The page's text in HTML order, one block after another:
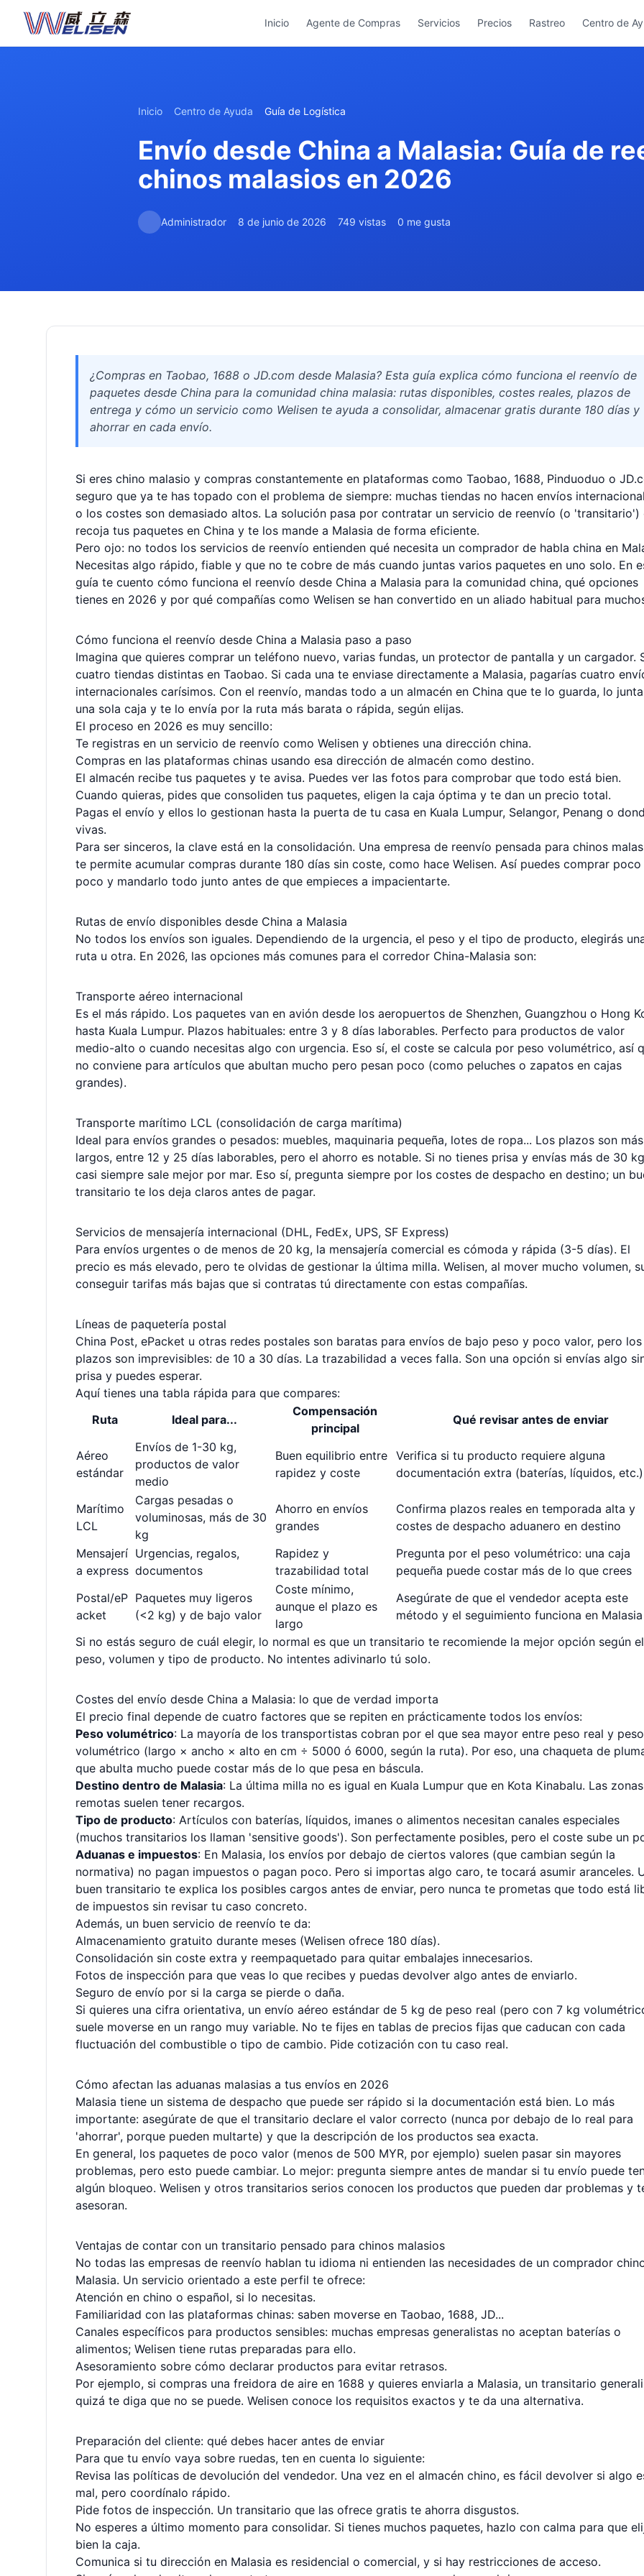
Inicio Agente de Compras Servicios Precios Rastreo Centro de
Inicio Centro de Ayuda Guía de Logística
Envío desde China a Malasia: Guía de
chinos malasios en 2026
Administrador 8 de junio de 2026 749 vistas 0 me gusta
¿Compras en Taobao, 1688 o JD.com desde Malasia? Esta guía explica cómo funciona el reenvío de
paquetes desde China para la comunidad china malasia: rutas disponibles, costes reales, plazos de
entrega y cómo un servicio como Welisen te ayuda a consolidar, almacenar gratis durante 180 días y
ahorrar en cada envío.
Si eres chino malasio y compras constantemente en plataformas como Taobao, 1688, Pinduoduo o
seguro que ya te has topado con el problema de siempre: muchas tiendas no hacen envíos
o los costes son demasiado altos. La solución pasa por contratar un servicio de reenvío (o 'transitario')
recoja tus paquetes en China y te los mande a Malasia de forma eficiente.
Pero ojo: no todos los servicios de reenvío entienden qué necesita un comprador de habla china en
Necesitas algo rápido, fiable y que no te cobre de más cuando juntas varios paquetes en uno solo. En
guía te cuento cómo funciona el reenvío desde China a Malasia para la comunidad china, qué opciones
tienes en 2026 y por qué compañías como Welisen se han convertido en un aliado habitual para
Cómo funciona el reenvío desde China a Malasia paso a paso
Imagina que quieres comprar un teléfono nuevo, varias fundas, un protector de pantalla y un cargador.
cuatro tiendas distintas en Taobao. Si cada una te enviase directamente a Malasia, pagarías cuatro
internacionales carísimos. Con el reenvío, mandas todo a un almacén en China que te lo guarda, lo
una sola caja y te lo envía por la ruta más barata o rápida, según elijas.
El proceso en 2026 es muy sencillo:
Te registras en un servicio de reenvío como Welisen y obtienes una dirección china.
Compras en las plataformas chinas usando esa dirección de almacén como destino.
El almacén recibe tus paquetes y te avisa. Puedes ver las fotos para comprobar que todo está bien.
Cuando quieras, pides que consoliden tus paquetes, eligen la caja óptima y te dan un precio total.
Pagas el envío y ellos lo gestionan hasta la puerta de tu casa en Kuala Lumpur, Selangor, Penang o
vivas.
Para ser sinceros, la clave está en la consolidación. Una empresa de reenvío pensada para chinos
te permite acumular compras durante 180 días sin coste, como hace Welisen. Así puedes comprar poco
poco y mandarlo todo junto antes de que empieces a impacientarte.
Rutas de envío disponibles desde China a Malasia
No todos los envíos son iguales. Dependiendo de la urgencia, el peso y el tipo de producto, elegirás
ruta u otra. En 2026, las opciones más comunes para el corredor China-Malasia son:
Transporte aéreo internacional
Es el más rápido. Los paquetes van en avión desde los aeropuertos de Shenzhen, Guangzhou o Hong
hasta Kuala Lumpur. Plazos habituales: entre 3 y 8 días laborables. Perfecto para productos de valor
medio-alto o cuando necesitas algo con urgencia. Eso sí, el coste se calcula por peso volumétrico, así
no conviene para artículos que abultan mucho pero pesan poco (como peluches o zapatos en cajas
grandes).
Transporte marítimo LCL (consolidación de carga marítima)
Ideal para envíos grandes o pesados: muebles, maquinaria pequeña, lotes de ropa... Los plazos son más
largos, entre 12 y 25 días laborables, pero el ahorro es notable. Si no tienes prisa y envías más de 30
casi siempre sale mejor por mar. Eso sí, pregunta siempre por los costes de despacho en destino; un
transitario te los deja claros antes de pagar.
Servicios de mensajería internacional (DHL, FedEx, UPS, SF Express)
Para envíos urgentes o de menos de 20 kg, la mensajería comercial es cómoda y rápida (3-5 días). El
precio es más elevado, pero te olvidas de gestionar la última milla. Welisen, al mover mucho volumen,
conseguir tarifas más bajas que si contratas tú directamente con estas compañías.
Líneas de paquetería postal
China Post, ePacket u otras redes postales son baratas para envíos de bajo peso y poco valor, pero los
plazos son imprevisibles: de 10 a 30 días. La trazabilidad a veces falla. Son una opción si envías algo
prisa y puedes esperar.
Aquí tienes una tabla rápida para que compares:
Ruta
Ideal para...
Compensación
principal
Qué revisar antes de enviar
Aéreo
estándar
Envíos de 1-30 kg,
productos de valor
medio
Buen equilibrio entre
rapidez y coste
Verifica si tu producto requiere alguna
documentación extra (baterías, líquidos, etc.)
Marítimo
LCL
Cargas pesadas o
voluminosas, más de 30
kg
Ahorro en envíos
grandes
Confirma plazos reales en temporada alta y
costes de despacho aduanero en destino
Mensajerí
a express
Urgencias, regalos,
documentos
Rapidez y
trazabilidad total
Pregunta por el peso volumétrico: una caja
pequeña puede costar más de lo que crees
Postal/eP
acket
Paquetes muy ligeros
(<2 kg) y de bajo valor
Coste mínimo,
aunque el plazo es
largo
Asegúrate de que el vendedor acepta este
método y el seguimiento funciona en Malasia
Si no estás seguro de cuál elegir, lo normal es que un transitario te recomiende la mejor opción según el
peso, volumen y tipo de producto. No intentes adivinarlo tú solo.
Costes del envío desde China a Malasia: lo que de verdad importa
El precio final depende de cuatro factores que se repiten en prácticamente todos los envíos:
Peso volumétrico: La mayoría de los transportistas cobran por el que sea mayor entre peso real y peso
volumétrico (largo × ancho × alto en cm ÷ 5000 ó 6000, según la ruta). Por eso, una chaqueta de
que abulta mucho puede costar más de lo que pesa en báscula.
Destino dentro de Malasia: La última milla no es igual en Kuala Lumpur que en Kota Kinabalu. Las zonas
remotas suelen tener recargos.
Tipo de producto: Artículos con baterías, líquidos, imanes o alimentos necesitan canales especiales
(muchos transitarios los llaman 'sensitive goods'). Son perfectamente posibles, pero el coste sube un
Aduanas e impuestos: En Malasia, los envíos por debajo de ciertos valores (que cambian según la
normativa) no pagan impuestos o pagan poco. Pero si importas algo caro, te tocará asumir aranceles.
buen transitario te explica los posibles cargos antes de enviar, pero nunca te prometas que todo está
de impuestos sin revisar tu caso concreto.
Además, un buen servicio de reenvío te da:
Almacenamiento gratuito durante meses (Welisen ofrece 180 días).
Consolidación sin coste extra y reempaquetado para quitar embalajes innecesarios.
Fotos de inspección para que veas lo que recibes y puedas devolver algo antes de enviarlo.
Seguro de envío por si la carga se pierde o daña.
Si quieres una cifra orientativa, un envío aéreo estándar de 5 kg de peso real (pero con 7 kg
suele moverse en un rango muy variable. No te fijes en tablas de precios fijas que caducan con cada
fluctuación del combustible o tipo de cambio. Pide cotización con tu caso real.
Cómo afectan las aduanas malasias a tus envíos en 2026
Malasia tiene un sistema de despacho que puede ser rápido si la documentación está bien. Lo más
importante: asegúrate de que el transitario declare el valor correcto (nunca por debajo de lo real para
'ahorrar', porque pueden multarte) y que la descripción de los productos sea exacta.
En general, los paquetes de poco valor (menos de 500 MYR, por ejemplo) suelen pasar sin mayores
problemas, pero esto puede cambiar. Lo mejor: pregunta siempre antes de mandar si tu envío puede
algún bloqueo. Welisen y otros transitarios serios conocen los productos que pueden dar problemas y
asesoran.
Ventajas de contar con un transitario pensado para chinos malasios
No todas las empresas de reenvío hablan tu idioma ni entienden las necesidades de un comprador
Malasia. Un servicio orientado a este perfil te ofrece:
Atención en chino o español, si lo necesitas.
Familiaridad con las plataformas chinas: saben moverse en Taobao, 1688, JD...
Canales específicos para productos sensibles: muchas empresas generalistas no aceptan baterías o
alimentos; Welisen tiene rutas preparadas para ello.
Asesoramiento sobre cómo declarar productos para evitar retrasos.
Por ejemplo, si compras una freidora de aire en 1688 y quieres enviarla a Malasia, un transitario
quizá te diga que no se puede. Welisen conoce los requisitos exactos y te da una alternativa.
Preparación del cliente: qué debes hacer antes de enviar
Para que tu envío vaya sobre ruedas, ten en cuenta lo siguiente:
Revisa las políticas de devolución del vendedor. Una vez en el almacén chino, es fácil devolver si algo
mal, pero coordínalo rápido.
Pide fotos de inspección. Un transitario que las ofrece gratis te ahorra disgustos.
No esperes a último momento para consolidar. Si tienes muchos paquetes, hazlo con calma para que
bien la caja.
Comunica si tu dirección en Malasia es residencial o comercial, y si hay restricciones de acceso.